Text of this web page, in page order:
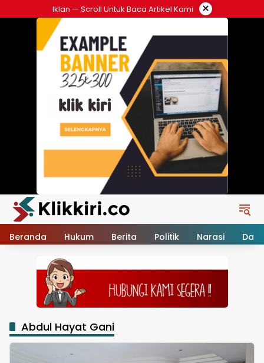
ke
Iklan — Scroll Untuk Baca Artikel Kami ×
Beranda Hukum Berita Politik Narasi
Abdul Hayat Gani